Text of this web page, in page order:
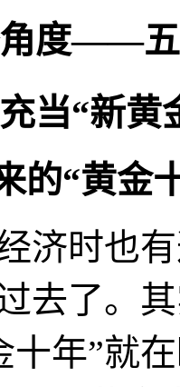
来的“
常规
与产业
-人文商
战略定
度——五